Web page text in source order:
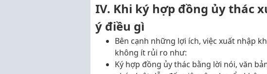
IV. Khi ký hợp đồng ủy thác
ý điều gì
Bên cạnh những lợi ích, việc xuất nhập
không ít rủi ro như:
Ký hợp đồng ủy thác bằng lời nói, văn